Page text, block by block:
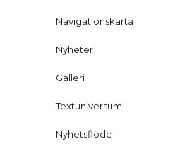
Navigationskarta
Nyheter
Galleri
Textuniversum
Nyhetsflöde